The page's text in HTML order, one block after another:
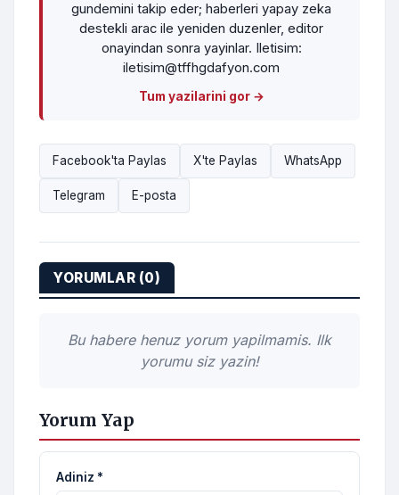
gundemini takip eder; haberleri yapay zeka
destekli arac ile yeniden duzenler, editor
onayindan sonra yayinlar. Iletisim:
iletisim@tffhgdafyon.com
Tum yazilarini gor →
Facebook'ta Paylas X'te Paylas WhatsApp
Telegram E-posta
YORUMLAR (0)
Bu habere henuz yorum yapilmamis. Ilk
yorumu siz yazin!
Yorum Yap
Adiniz *